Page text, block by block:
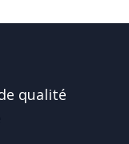
qualité